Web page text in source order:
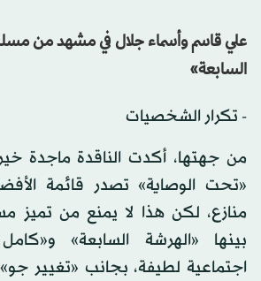
علي قاسم وأسماء جلال في مشهد من
السابعة»
- تكرار الشخصيات
من جهتها، أكدت الناقدة ماجدة
«تحت الوصاية» تصدر قائمة
منازع، لكن هذا لا يمنع من تميز
بينها «الهرشة السابعة»
اجتماعية لطيفة، بجانب «تغيير